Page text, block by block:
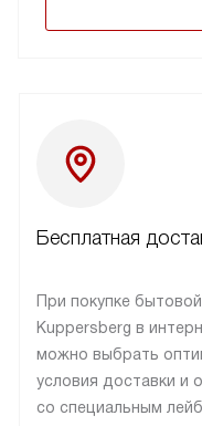
Бесплатная
При покупке
Kuppersberg в
можно выбрать
условия доставки и
со специальным